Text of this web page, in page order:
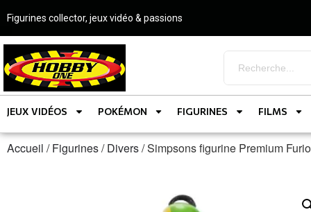
Figurines collector, jeux vidéo & passions
JEUX VIDÉOS POKÉMON FIGURINES FILMS
Accueil /Figurines/Divers/ Simpsons figurine Premium